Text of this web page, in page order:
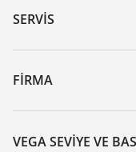
Seri numarası girerek
DTM Collection/
SERVIS
Cihazının geri
Seminerler
Dirençlilik listesi
FIRMA
VEGA hakkında
Iletisim
VEGA SEVIYE VE